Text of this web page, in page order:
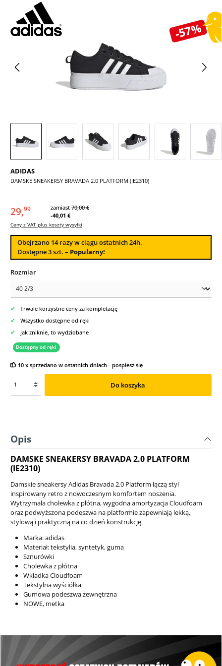
-57%
Pomiń galerię zdjęć
ADIDAS
DAMSKE SNEAKERSY BRAVADA 2.0 PLATFORM (IE2310)
29,99 zamiast 70,00 €
-40,01 €
Ceny z VAT plus koszty wysyłki
Obejrzano 14razy w ciągu ostatnich 24h.
Dostępne 3 szt. – Popularny!
Wybierz
Rozmiar
✔ Trwale korzystne ceny za kompletację
✔ Wszystko dostępne od ręki
✔ jak zniknie, to wydziobane
Dostępny od ręki
10 x sprzedano w ostatnich dniach - pospiesz się
Do koszyka
Opis
DAMSKE SNEAKERSY BRAVADA 2.0 PLATFORM
(IE2310)
Damskie sneakersy Adidas Bravada 2.0 Platform łączą styl
inspirowany retro z nowoczesnym komfortem noszenia.
Wytrzymała cholewka z płótna, wygodna amortyzacja Cloudfoam
oraz podwyższona podeszwa na platformie zapewniają lekką,
stylową i praktyczną na co dzień konstrukcję.
Marka: adidas
Materiał: tekstylia, syntetyk, guma
Sznurówki
Cholewka z płótna
Wkładka Cloudfoam
Tekstylna wyściółka
Gumowa podeszwa zewnętrzna
NOWE, metka